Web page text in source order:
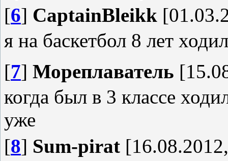
[6] CaptainBleikk
я на баскетбол 8 лет
[7] Мореплаватель
когда был в 3 классе
уже
[8] Sum-pirat